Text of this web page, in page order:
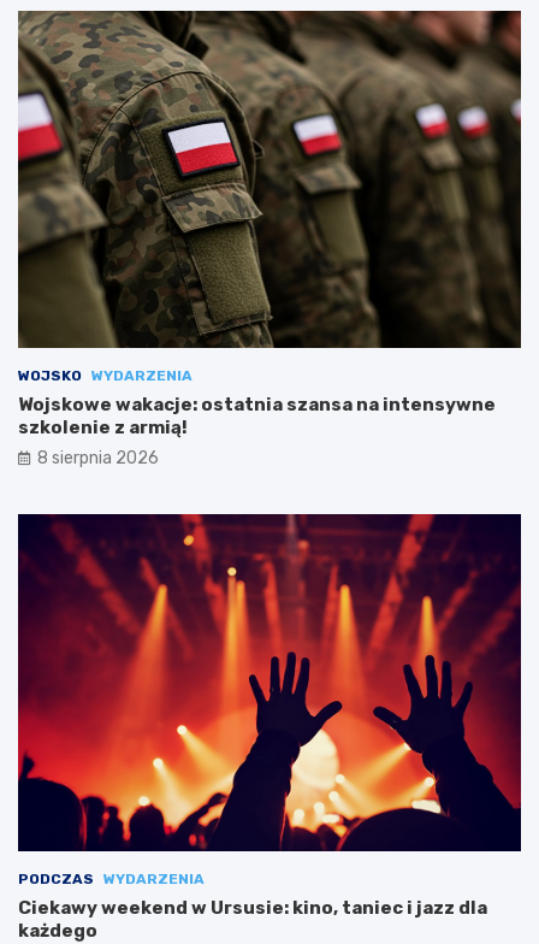
WOJSKO WYDARZENIA
Wojskowe wakacje: ostatnia szansa na intensywne
szkolenie z armią!
8 sierpnia 2026
PODCZAS WYDARZENIA
Ciekawy weekend w Ursusie: kino, taniec i jazz dla
każdego